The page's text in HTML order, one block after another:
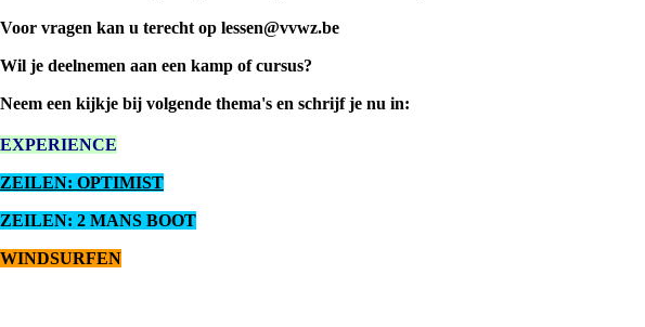
Voor vragen kan u terecht op lessen@vvwz.be
Wil je deelnemen aan een kamp of cursus?
Neem een kijkje bij volgende thema's en schrijf je nu in:
EXPERIENCE
ZEILEN: OPTIMIST
ZEILEN: 2 MANS BOOT
WINDSURFEN